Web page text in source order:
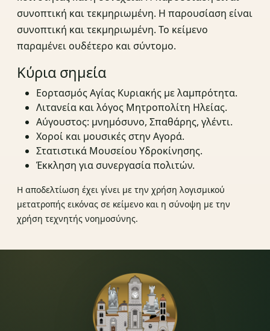
συνοπτική και τεκμηριωμένη. Η παρουσίαση είναι
συνοπτική και τεκμηριωμένη. Το κείμενο
παραμένει ουδέτερο και σύντομο.
Κύρια σημεία
Εορτασμός Αγίας Κυριακής με λαμπρότητα.
Λιτανεία και λόγος Μητροπολίτη Ηλείας.
Αύγουστος: μνημόσυνο, Σπαθάρης, γλέντι.
Χοροί και μουσικές στην Αγορά.
Στατιστικά Μουσείου Υδροκίνησης.
Έκκληση για συνεργασία πολιτών.
Η αποδελτίωση έχει γίνει με την χρήση λογισμικού
μετατροπής εικόνας σε κείμενο και η σύνοψη με την
χρήση τεχνητής νοημοσύνης.